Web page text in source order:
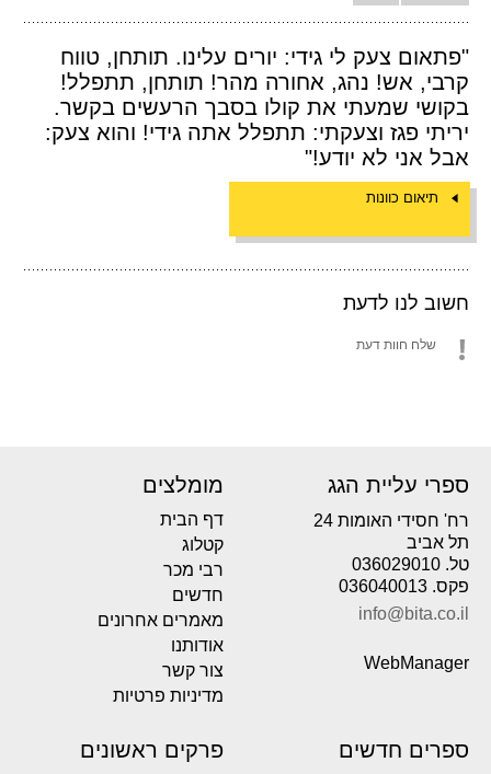
"פתאום צעק לי גידי: יורים עלינו. תותחן, טווח
קרבי, אש! נהג, אחורה מהר! תותחן, תתפלל!
בקושי שמעתי את קולו בסבך הרעשים בקשר.
יריתי פגז וצעקתי: תתפלל אתה גידי! והוא צעק:
אבל אני לא יודע!"
תיאום כוונות
חשוב לנו לדעת
שלח חוות דעת
ספרי עליית הגג
רח' חסידי האומות 24
תל אביב
טל. 036029010
פקס. 036040013
info@bita.co.il
WebManager
מומלצים
דף הבית
קטלוג
רבי מכר
חדשים
מאמרים אחרונים
אודותנו
צור קשר
מדיניות פרטיות
ספרים חדשים פרקים ראשונים